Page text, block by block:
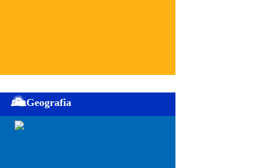
Geografia